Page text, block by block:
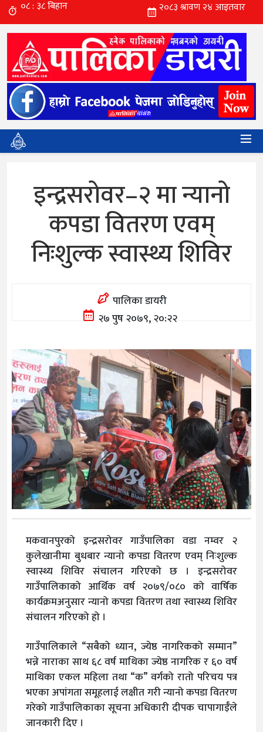
इन्द्रसरोवर–२ मा न्यानो
कपडा वितरण एवम्
निःशुल्क स्वास्थ्य शिविर
पालिका डायरी
२७ पुष २०७९, २०:२२
मकवानपुरको इन्द्रसरोवर गाउँपालिका वडा नम्वर २
कुलेखानीमा बुधबार न्यानो कपडा वितरण एवम् निःशुल्क
स्वास्थ्य शिविर संचालन गरिएको छ । इन्द्रसरोवर
गाउँपालिकाको आर्थिक वर्ष २०७९/०८० को वार्षिक
कार्यक्रमअनुसार न्यानो कपडा वितरण तथा स्वास्थ्य शिविर
संचालन गरिएको हो ।
गाउँपालिकाले “सबैको ध्यान, ज्येष्ठ नागरिकको सम्मान”
भन्ने नाराका साथ ६८ वर्ष माथिका ज्येष्ठ नागरिक र ६० वर्ष
माथिका एकल महिला तथा “क” वर्गको रातो परिचय पत्र
भएका अपांगता समूहलाई लक्षीत गरी न्यानो कपडा वितरण
गरेको गाउँपालिकाका सूचना अधिकारी दीपक चापागाईँले
जानकारी दिए ।